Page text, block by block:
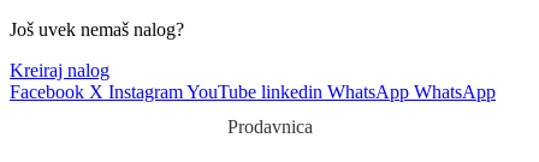
Još uvek nemaš nalog?
Kreiraj nalog
Facebook X InstagramYouTube linkedin WhatsApp WhatsApp
Prodavnica